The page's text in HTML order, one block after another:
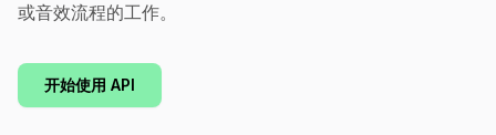
或音效流程的工作。
开始使用 API